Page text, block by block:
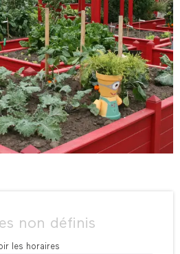
non définis
les horaires